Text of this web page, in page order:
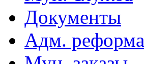
Документы
Адм. реформа